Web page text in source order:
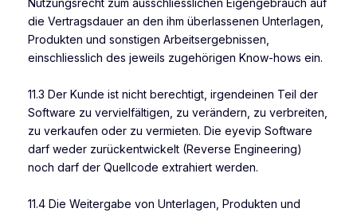
Nutzungsrecht zum ausschliesslichen Eigengebrauch auf
die Vertragsdauer an den ihm überlassenen Unterlagen,
Produkten und sonstigen Arbeitsergebnissen,
einschliesslich des jeweils zugehörigen Know-hows ein.
11.3 Der Kunde ist nicht berechtigt, irgendeinen Teil der
Software zu vervielfältigen, zu verändern, zu verbreiten,
zu verkaufen oder zu vermieten. Die eyevip Software
darf weder zurückentwickelt (Reverse Engineering)
noch darf der Quellcode extrahiert werden.
11.4 Die Weitergabe von Unterlagen, Produkten und